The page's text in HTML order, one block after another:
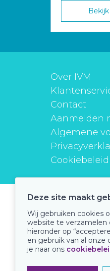
Bekijk
Over IVM
Contact
Aanmelden
Algemene
Cookiebeleid
Onze
Deze site maakt
Wij gebruiken cookies
website te
hieronder op
en gebruik van al onze
je naar ons